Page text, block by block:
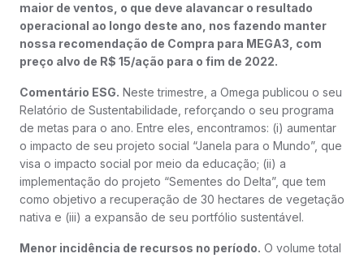
maior de ventos, o que deve alavancar o resultado
operacional ao longo deste ano, nos fazendo manter
nossa recomendação de Compra para MEGA3, com
preço alvo de R$ 15/ação para o fim de 2022.
Comentário ESG. Neste trimestre, a Omega publicou o seu
Relatório de Sustentabilidade, reforçando o seu programa
de metas para o ano. Entre eles, encontramos: (i) aumentar
o impacto de seu projeto social “Janela para o Mundo”, que
visa o impacto social por meio da educação; (ii) a
implementação do projeto “Sementes do Delta”, que tem
como objetivo a recuperação de 30 hectares de vegetação
nativa e (iii) a expansão de seu portfólio sustentável.
Menor incidência de recursos no período. O volume total